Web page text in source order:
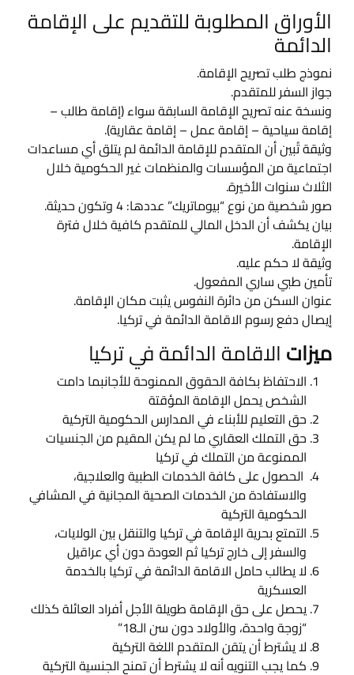
الأوراق المطلوبة للتقديم على الإقامة
الدائمة
نموذج طلب تصريح الإقامة.
جواز السفر للمتقدم.
ونسخة عنه تصريح الإقامة السابقة سواء (إقامة طالب –
إقامة سياحية – إقامة عمل – إقامة عقارية).
وثيقة تُبين أن المتقدم للإقامة الدائمة لم يتلق أي مساعدات
اجتماعية من المؤسسات والمنظمات غير الحكومية خلال
الثلاث سنوات الأخيرة.
صور شخصية من نوع “بيوماتريك” عددها: 4 وتكون حديثة.
بيان يكشف أن الدخل المالي للمتقدم كافية خلال فترة
الإقامة.
وثيقة لا حكم عليه.
تأمين طبي ساري المفعول.
عنوان السكن من دائرة النفوس يثبت مكان الإقامة.
إيصال دفع رسوم الاقامة الدائمة في تركيا.
ميزاتالاقامة الدائمة في تركيا
الاحتفاظ بكافة الحقوق الممنوحة للأجانبما دامت
الشخص يحمل الإقامة المؤقتة
حق التعليم للأبناء في المدارس الحكومية التركية
حق التملك العقاري ما لم يكن المقيم من الجنسيات
الممنوعة من التملك في تركيا
الحصول على كافة الخدمات الطبية والعلاجية،
والاستفادة من الخدمات الصحية المجانية في المشافي
الحكومية التركية
التمتع بحرية الإقامة في تركيا والتنقل بين الولايات،
والسفر إلى خارج تركيا ثم العودة دون أي عراقيل
لا يطالب حامل الاقامة الدائمة في تركيا بالخدمة
العسكرية
يحصل على حق الإقامة طويلة الأجل أفراد العائلة كذلك
“زوجة واحدة، والأولاد دون سن الـ18”
لا يشترط أن يتقن المتقدم اللغة التركية
كما يجب التنويه أنه لا يشترط أن تمنح الجنسية التركية